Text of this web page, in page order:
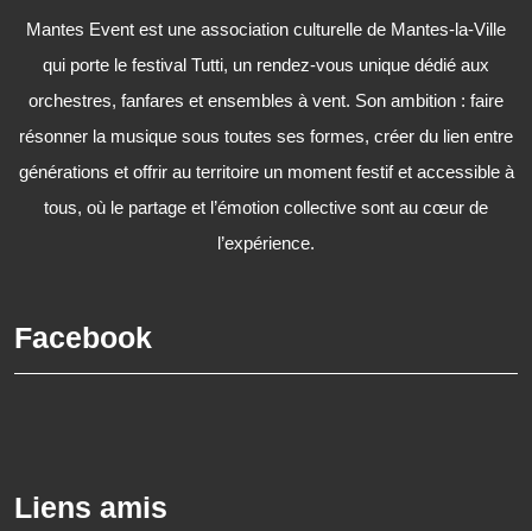
Mantes Event est une association culturelle de Mantes-la-Ville
qui porte le festival Tutti, un rendez-vous unique dédié aux
orchestres, fanfares et ensembles à vent. Son ambition : faire
résonner la musique sous toutes ses formes, créer du lien entre
générations et offrir au territoire un moment festif et accessible à
tous, où le partage et l’émotion collective sont au cœur de
l’expérience.
Facebook
Liens amis